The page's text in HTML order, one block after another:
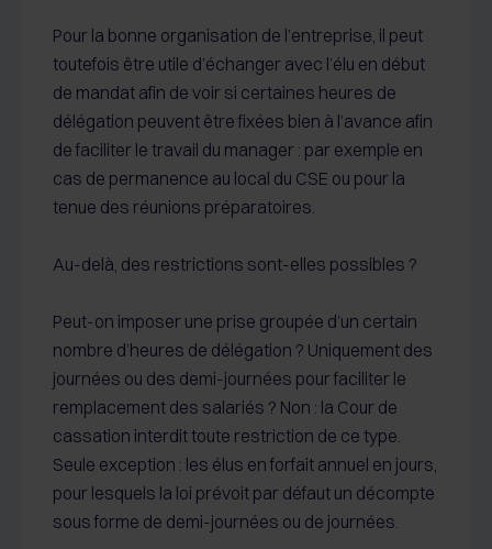
Pour la bonne organisation de l’entreprise, il peut
toutefois être utile d’échanger avec l’élu en début
de mandat afin de voir si certaines heures de
délégation peuvent être fixées bien à l’avance afin
de faciliter le travail du manager : par exemple en
cas de permanence au local du CSE ou pour la
tenue des réunions préparatoires.
Au-delà, des restrictions sont-elles possibles ?
Peut-on imposer une prise groupée d’un certain
nombre d’heures de délégation ? Uniquement des
journées ou des demi-journées pour faciliter le
remplacement des salariés ? Non : la Cour de
cassation interdit toute restriction de ce type.
Seule exception : les élus en forfait annuel en jours,
pour lesquels la loi prévoit par défaut un décompte
sous forme de demi-journées ou de journées.